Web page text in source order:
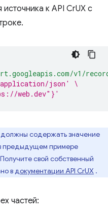
к API CrUX с
v1/
application/json' \
web.dev"}'
должны содержать значение
предыдущем примере
свой собственный
вдокументации API CrUX .
частей: